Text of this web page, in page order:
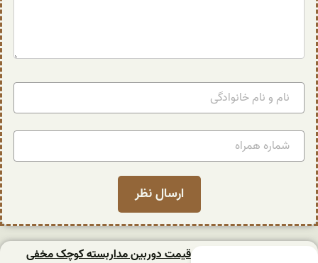
قیمت دوربین مداربسته کوچک مخفی